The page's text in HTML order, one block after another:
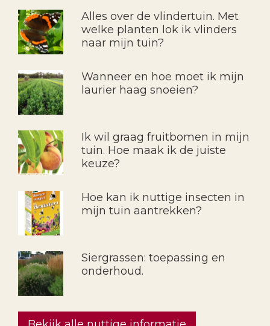
Alles over de vlindertuin. Met
welke planten lok ik vlinders
naar mijn tuin?
Wanneer en hoe moet ik mijn
laurier haag snoeien?
Ik wil graag fruitbomen in mijn
tuin. Hoe maak ik de juiste
keuze?
Hoe kan ik nuttige insecten in
mijn tuin aantrekken?
Siergrassen: toepassing en
onderhoud.